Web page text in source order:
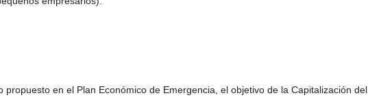
propuesto en el Plan Económico de Emergencia, el objetivo de la Capitalización del